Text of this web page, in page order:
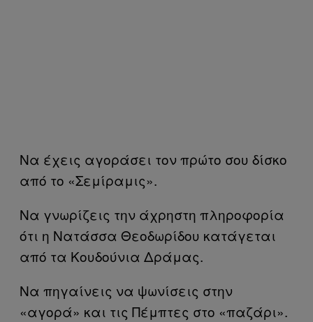
Να έχεις αγοράσει τον πρώτο σου δίσκο
από το «Σεμίραμις».
Να γνωρίζεις την άχρηστη πληροφορία
ότι η Νατάσσα Θεοδωρίδου κατάγεται
από τα Κουδούνια Δράμας.
Να πηγαίνεις να ψωνίσεις στην
«αγορά» και τις Πέμπτες στο «παζάρι».